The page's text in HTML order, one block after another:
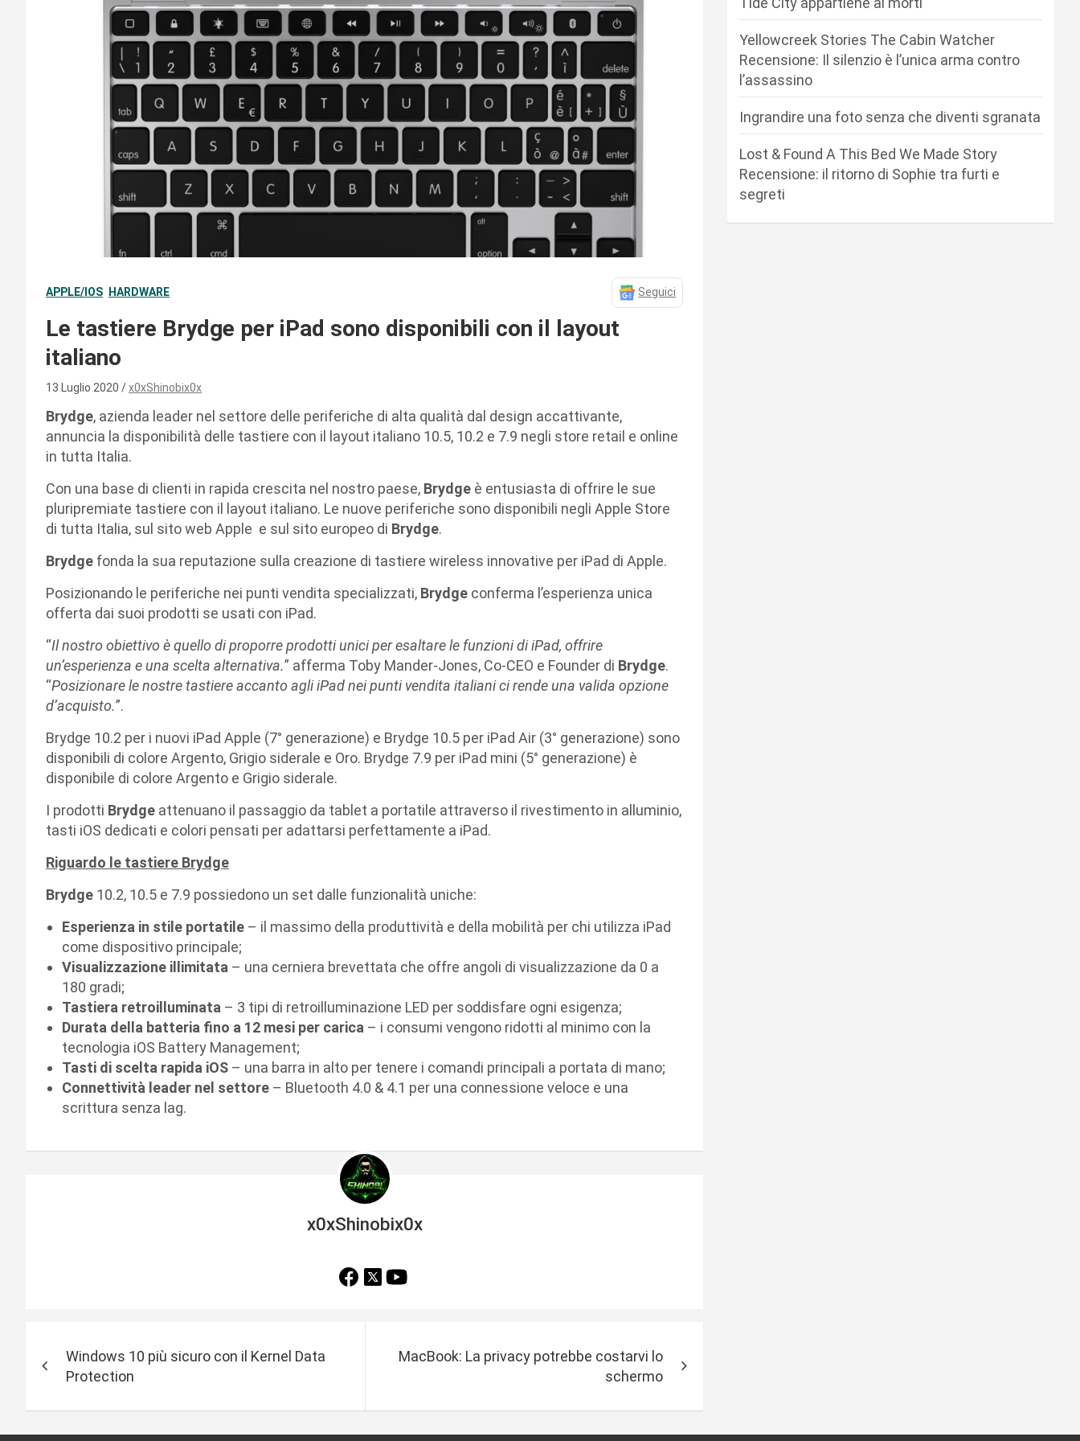
APPLE/IOS HARDWARE Seguici
Le tastiere Brydge per iPad sono disponibili con il layout
italiano
13 Luglio 2020 x0xShinobix0x
Brydge, azienda leader nel settore delle periferiche di alta qualità dal design accattivante,
annuncia la disponibilità delle tastiere con il layout italiano 10.5, 10.2 e 7.9 negli store retail e online
in tutta Italia.
Con una base di clienti in rapida crescita nel nostro paese, Brydge è entusiasta di offrire le sue
pluripremiate tastiere con il layout italiano. Le nuove periferiche sono disponibili negli Apple Store
di tutta Italia, sul sito web Apple e sul sito europeo di Brydge.
Brydge fonda la sua reputazione sulla creazione di tastiere wireless innovative per iPad di Apple.
Posizionando le periferiche nei punti vendita specializzati, Brydge conferma l’esperienza unica
offerta dai suoi prodotti se usati con iPad.
“Il nostro obiettivo è quello di proporre prodotti unici per esaltare le funzioni di iPad, offrire
un’esperienza e una scelta alternativa.” afferma Toby Mander-Jones, Co-CEO e Founder di Brydge.
“Posizionare le nostre tastiere accanto agli iPad nei punti vendita italiani ci rende una valida opzione
d’acquisto.”.
Brydge 10.2 per i nuovi iPad Apple (7° generazione) e Brydge 10.5 per iPad Air (3° generazione) sono
disponibili di colore Argento, Grigio siderale e Oro. Brydge 7.9 per iPad mini (5° generazione) è
disponibile di colore Argento e Grigio siderale.
I prodotti Brydge attenuano il passaggio da tablet a portatile attraverso il rivestimento in alluminio,
tasti iOS dedicati e colori pensati per adattarsi perfettamente a iPad.
Riguardo le tastiere Brydge
Brydge 10.2, 10.5 e 7.9 possiedono un set dalle funzionalità uniche:
Esperienza in stile portatile – il massimo della produttività e della mobilità per chi utilizza iPad
come dispositivo principale;
Visualizzazione illimitata – una cerniera brevettata che offre angoli di visualizzazione da 0 a
180 gradi;
Tastiera retroilluminata – 3 tipi di retroilluminazione LED per soddisfare ogni esigenza;
Durata della batteria fino a 12 mesi per carica – i consumi vengono ridotti al minimo con la
tecnologia iOS Battery Management;
Tasti di scelta rapida iOS – una barra in alto per tenere i comandi principali a portata di mano;
Connettività leader nel settore – Bluetooth 4.0 & 4.1 per una connessione veloce e una
scrittura senza lag.
x0xShinobix0x
v
Windows 10 più sicuro con il Kernel Data
Protection
MacBook: La privacy potrebbe costarvi lo
schermo
Yellowcreek Stories The Cabin Watcher
Recensione: Il silenzio è l’unica arma contro
l’assassino
Ingrandire una foto senza che diventi sgranata
Lost & Found A This Bed We Made Story
Recensione: il ritorno di Sophie tra furti e
segreti